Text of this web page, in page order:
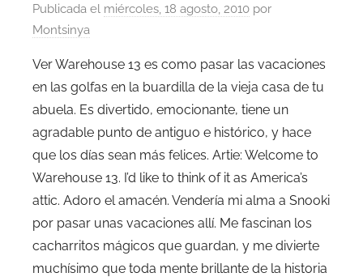
Publicada el miércoles, 18 agosto, 2010 por
Montsinya
Ver Warehouse 13 es como pasar las vacaciones
en las golfas en la buardilla de la vieja casa de tu
abuela. Es divertido, emocionante, tiene un
agradable punto de antiguo e histórico, y hace
que los días sean más felices. Artie: Welcome to
Warehouse 13. I’d like to think of it as America’s
attic. Adoro el amacén. Vendería mi alma a Snooki
por pasar unas vacaciones allí. Me fascinan los
cacharritos mágicos que guardan, y me divierte
muchísimo que toda mente brillante de la historia